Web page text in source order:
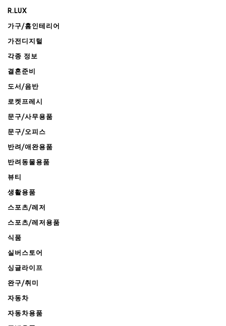
R.LUX
가구/홈인테리어
가전디지털
각종 정보
결혼준비
도서/음반
로켓프레시
문구/사무용품
문구/오피스
반려/애완용품
반려동물용품
뷰티
생활용품
스포츠/레저
스포츠/레저용품
식품
실버스토어
싱글라이프
완구/취미
자동차
자동차용품